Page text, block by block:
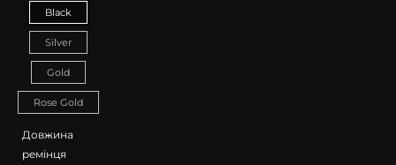
Black
Silver
Gold
Rose Gold
Довжина
ремінця